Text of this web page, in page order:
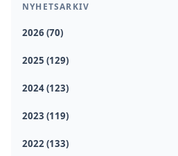
NYHETSARKIV
2026 (70)
2025 (129)
2024 (123)
2023 (119)
2022 (133)